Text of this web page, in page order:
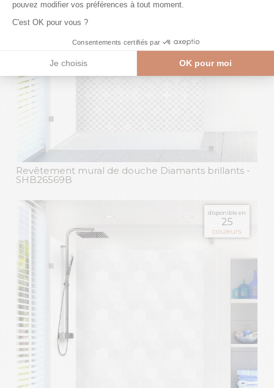
Revêtement mural de douche Diamants brillants -
SHB26569B
disponible en
25
couleurs